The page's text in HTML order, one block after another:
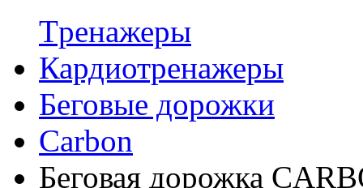
Tренажеры
Кардиотренажеры
Беговые дорожки
Carbon
Беговая дорожка